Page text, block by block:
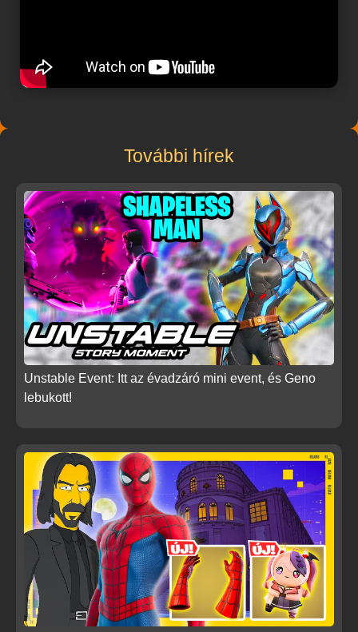
További hírek
Unstable Event: Itt az évadzáró mini event, és Geno
lebukott!